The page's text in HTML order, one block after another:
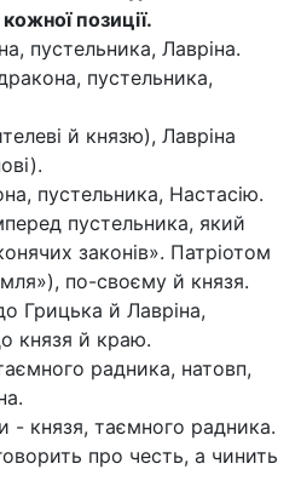
позиції.
пустельника, Лавріна.
пустельника,
й князю), Лавріна
пустельника, Настасію.
пустельника, який
законів». Патріотом
по-своєму й князя.
Грицька й Лавріна,
князя й краю.
радника, натовп,
- князя, таємного радника.
про честь, а чинить